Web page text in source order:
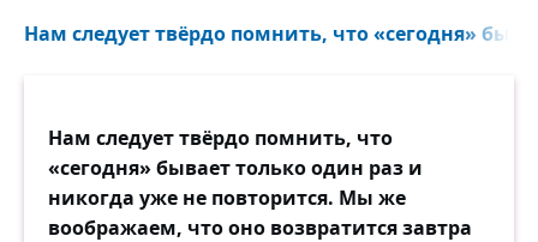
Нам следует твёрдо помнить, что «сегодня»
Нам следует твёрдо помнить, что
«сегодня» бывает только один раз и
никогда уже не повторится. Мы же
воображаем, что оно возвратится завтра